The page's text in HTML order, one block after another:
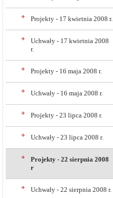
Projekty - 17 kwietnia 2008 r.
Uchwały - 17 kwietnia 2008
r.
Projekty - 16 maja 2008 r.
Uchwały - 16 maja 2008 r.
Projekty - 23 lipca 2008 r.
Uchwały - 23 lipca 2008 r.
Projekty - 22 sierpnia 2008
r
Uchwały - 22 sierpnia 2008 r.